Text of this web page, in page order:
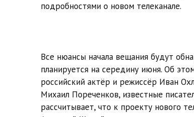
подробностями о новом телеканале.
Все нюансы начала вещания будут
планируется на середину июня. Об
российский актёр и режиссёр Иван
Михаил Пореченков, известные
рассчитывает, что к проекту нового